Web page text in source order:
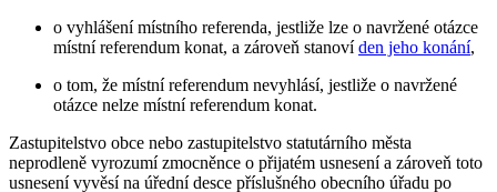
o vyhlášení místního referenda, jestliže lze o navržené otázce
místní referendum konat, a zároveň stanovíden jeho konání,
o tom, že místní referendum nevyhlásí, jestliže o navržené
otázce nelze místní referendum konat.
Zastupitelstvo obce nebo zastupitelstvo statutárního města
neprodleně vyrozumí zmocněnce o přijatém usnesení a zároveň toto
usnesení vyvěsí na úřední desce příslušného obecního úřadu po